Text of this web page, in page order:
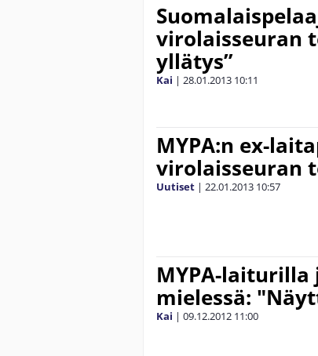
virolaisseuran
yllätys”
Kai | 28.01.2013 10:11
MYPA:n ex-
virolaisseuran
Uutiset | 22.01.2013 10:57
MYPA-
mielessä:
Kai | 09.12.2012 11:00